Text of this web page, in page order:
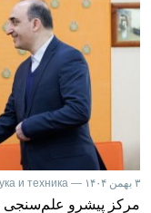
۳ بهمن ۱۴۰۴ — Наука и техника
مرکز پیشرو علم‌سنجی